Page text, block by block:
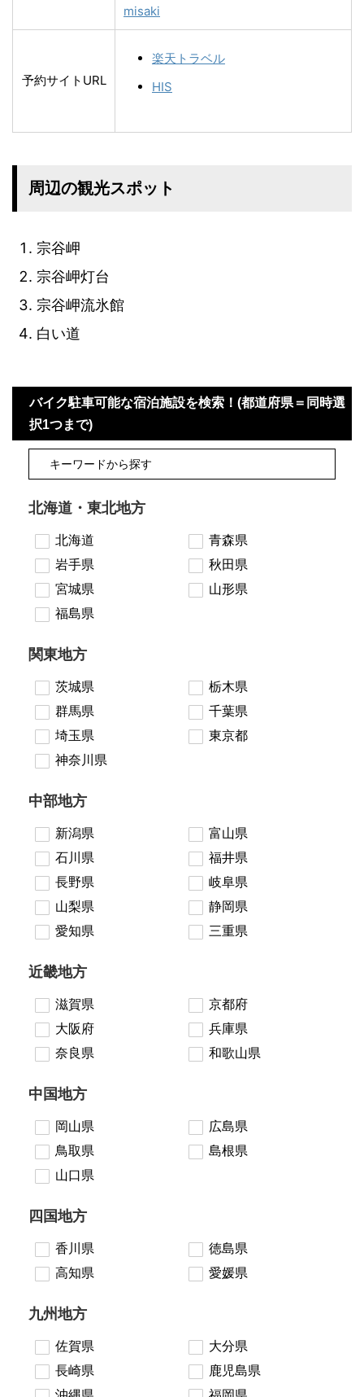
misaki
予約サイトURL
楽天トラベル
HIS
周辺の観光スポット
宗谷岬
宗谷岬灯台
宗谷岬流氷館
白い道
バイク駐車可能な宿泊施設を検索！(都道府県＝同時選
択1つまで)
北海道・東北地方
北海道
青森県
岩手県
秋田県
宮城県
山形県
福島県
関東地方
茨城県
栃木県
群馬県
千葉県
埼玉県
東京都
神奈川県
中部地方
新潟県
富山県
石川県
福井県
長野県
岐阜県
山梨県
静岡県
愛知県
三重県
近畿地方
滋賀県
京都府
大阪府
兵庫県
奈良県
和歌山県
中国地方
岡山県
広島県
鳥取県
島根県
山口県
四国地方
香川県
徳島県
高知県
愛媛県
九州地方
佐賀県
大分県
長崎県
鹿児島県